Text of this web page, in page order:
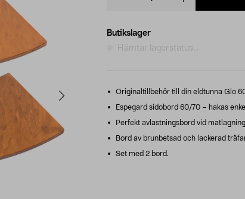
Butikslager
Hämtar lagerstatus...
Originaltillbehör till din eldtunna Glo
Espegard sidobord 60/70 – hakas
Perfekt avlastningsbord vid
Bord av brunbetsad och lackerad
Set med 2 bord.